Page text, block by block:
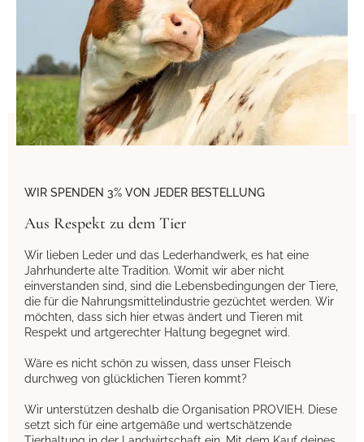
WIR SPENDEN 3% VON JEDER BESTELLUNG
Aus Respekt zu dem Tier
Wir lieben Leder und das Lederhandwerk, es hat eine
Jahrhunderte alte Tradition. Womit wir aber nicht
einverstanden sind, sind die Lebensbedingungen der Tiere,
die für die Nahrungsmittelindustrie gezüchtet werden. Wir
möchten, dass sich hier etwas ändert und Tieren mit
Respekt und artgerechter Haltung begegnet wird.
Wäre es nicht schön zu wissen, dass unser Fleisch
durchweg von glücklichen Tieren kommt?
Wir unterstützen deshalb die Organisation PROVIEH. Diese
setzt sich für eine artgemäße und wertschätzende